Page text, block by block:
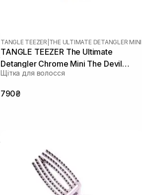
TANGLE TEEZER THE ULTIMATE DETANGLER MINI
TANGLE TEEZER The Ultimate
Detangler Chrome Mini The Devil
Wears Prada
Щітка для волосся
790₴